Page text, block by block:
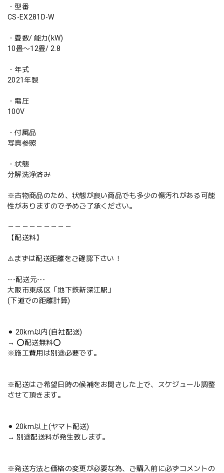
・型番
CS-EX281D-W
・畳数/ 能力(kW)
10畳〜12畳/ 2.8
・年式
2021年製
・電圧
100V
・付属品
写真参照
・状態
分解洗浄済み
※古物商品のため、状態が良い商品でも多少の傷汚れがある可能
性がありますので予めご了承ください。
－－－－－－－－－
【配送料】
⚠️まずは配送距離をご確認下さい！
---配送元---
大阪市東成区「地下鉄新深江駅」
(下道での距離計算)
⚫︎ 20km以内(自社配送)
→ ⭕️配送無料⭕️
※施工費用は別途必要です。
※配送はご希望日時の候補をお聞きした上で、スケジュール調整
させて頂きます。
⚫︎ 20km以上(ヤマト配送)
→ 別途配送料が発生致します。
※発送方法と価格の変更が必要な為、ご購入前に必ずコメントの